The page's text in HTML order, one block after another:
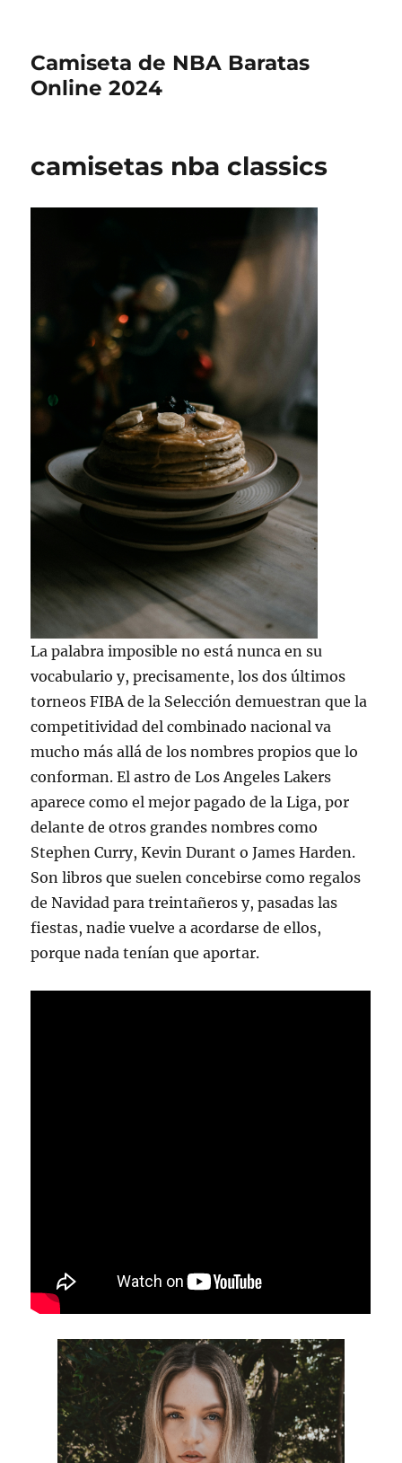
Camiseta de NBA Baratas
Online 2024
camisetas nba classics
La palabra imposible no está nunca en su
vocabulario y, precisamente, los dos últimos
torneos FIBA de la Selección demuestran que la
competitividad del combinado nacional va
mucho más allá de los nombres propios que lo
conforman. El astro de Los Angeles Lakers
aparece como el mejor pagado de la Liga, por
delante de otros grandes nombres como
Stephen Curry, Kevin Durant o James Harden.
Son libros que suelen concebirse como regalos
de Navidad para treintañeros y, pasadas las
fiestas, nadie vuelve a acordarse de ellos,
porque nada tenían que aportar.